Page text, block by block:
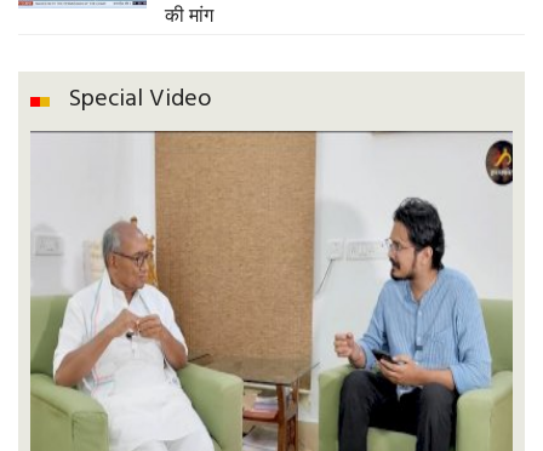
की मांग
Special Video